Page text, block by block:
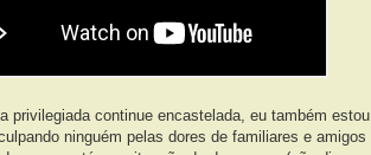
privilegiada continue encastelada, eu também estou,
ninguém pelas dores de familiares e amigos